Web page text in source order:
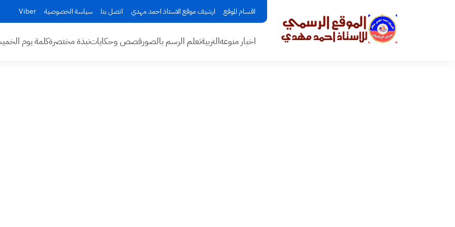
اقسام الموقع ارشيف موقع الاستاذ احمد مهدي اتصل بنا سياسة الخصوصية Viber
اخبار منوعهالتربيةتعلم الرسم بالصورقصص وحكاياتنبذة مختصرةكلمة يوم